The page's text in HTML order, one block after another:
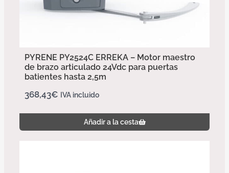
PYRENE PY2524C ERREKA – Motor maestro
de brazo articulado 24Vdc para puertas
batientes hasta 2,5m
368,43€ IVA incluido
Añadir a la cesta